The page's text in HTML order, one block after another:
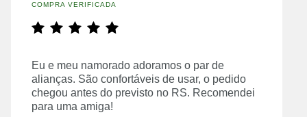
COMPRA VERIFICADA
Eu e meu namorado adoramos o par de
alianças. São confortáveis de usar, o pedido
chegou antes do previsto no RS. Recomendei
para uma amiga!